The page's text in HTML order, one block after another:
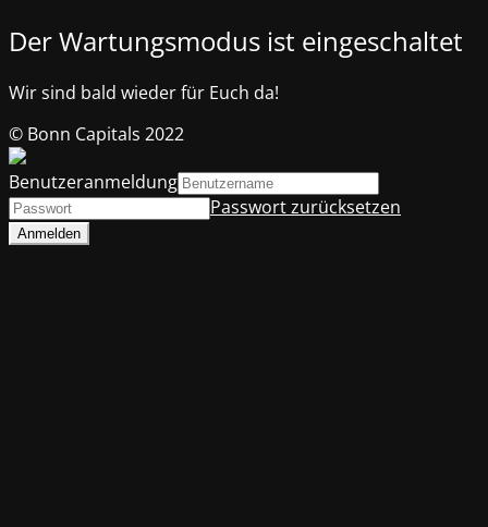
Der Wartungsmodus ist eingeschaltet
Wir sind bald wieder für Euch da!
© Bonn Capitals 2022
Benutzeranmeldung
Passwort zurücksetzen